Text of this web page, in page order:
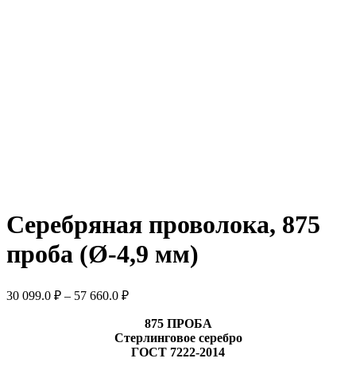
Серебряная проволока, 875
проба (Ø-4,9 мм)
30 099.0 ₽ – 57 660.0 ₽Диапазон
099.0 ₽
–
875 ПРОБА
Стерлинговое серебро
ГОСТ 7222-2014